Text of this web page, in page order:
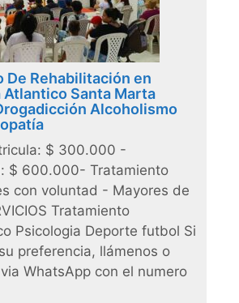
De Rehabilitación en
Atlantico Santa Marta
Alcoholismo
$ 300.000 -
$ 600.000- Tratamiento
con voluntad - Mayores de
Tratamiento
Psicologia Deporte futbol Si
preferencia, llámenos o
WhatsApp con el numero